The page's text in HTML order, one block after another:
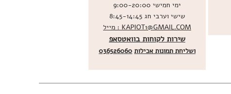
ימי חמישי 9:00-20:00
שישי וערבי חג 8:45-14:45
מייל : KAPIOT1@GMAIL.COM
שירות לקוחות בוואטסאפ
ושליחת תמונות אכילות 036526060